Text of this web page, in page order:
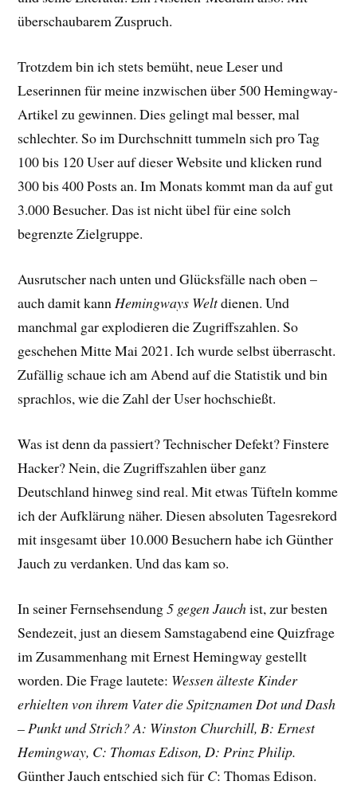
überschaubarem Zuspruch.
Trotzdem bin ich stets bemüht, neue Leser und
Leserinnen für meine inzwischen über 500 Hemingway-
Artikel zu gewinnen. Dies gelingt mal besser, mal
schlechter. So im Durchschnitt tummeln sich pro Tag
100 bis 120 User auf dieser Website und klicken rund
300 bis 400 Posts an. Im Monats kommt man da auf gut
3.000 Besucher. Das ist nicht übel für eine solch
begrenzte Zielgruppe.
Ausrutscher nach unten und Glücksfälle nach oben –
auch damit kannHemingways Weltdienen. Und
manchmal gar explodieren die Zugriffszahlen. So
geschehen Mitte Mai 2021. Ich wurde selbst überrascht.
Zufällig schaue ich am Abend auf die Statistik und bin
sprachlos, wie die Zahl der User hochschießt.
Was ist denn da passiert? Technischer Defekt? Finstere
Hacker? Nein, die Zugriffszahlen über ganz
Deutschland hinweg sind real. Mit etwas Tüfteln komme
ich der Aufklärung näher. Diesen absoluten Tagesrekord
mit insgesamt über 10.000 Besuchern habe ich Günther
Jauch zu verdanken. Und das kam so.
In seiner Fernsehsendung5 gegen Jauchist, zur besten
Sendezeit, just an diesem Samstagabend eine Quizfrage
im Zusammenhang mit Ernest Hemingway gestellt
worden. Die Frage lautete: Wessen älteste Kinder
erhielten von ihrem Vater die Spitznamen Dot und Dash
– Punkt und Strich? A: Winston Churchill, B: Ernest
Hemingway, C: Thomas Edison, D: Prinz Philip.
Günther Jauch entschied sich für C: Thomas Edison.